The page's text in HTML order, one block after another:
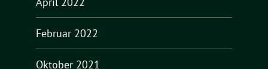
Februar 2022
Oktober 2021